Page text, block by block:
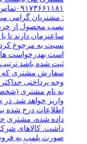
: مشتریان گرامی می
ساعتزمان دارند
نسبت به مرجوع
است بهدرخواست
ثبت شده باشد
سفارش مشتری که
به نام مشتری
واریز خواهد شد.
اطلاعات درج شده
داده شده، مشتری
داشت. کالاهای
صورت پلمپ به